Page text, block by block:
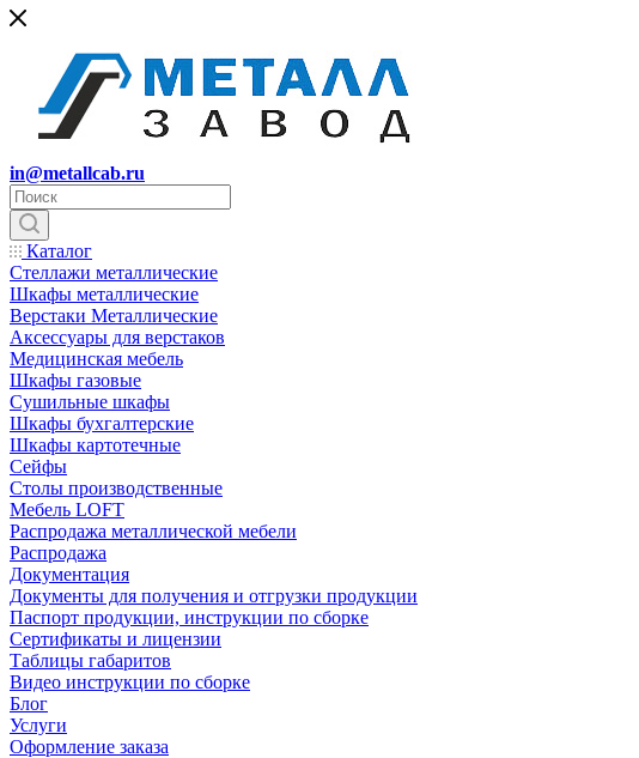
in@metallcab.ru
Каталог
Стеллажи металлические
Шкафы металлические
Верстаки Металлические
Аксессуары для верстаков
Медицинская мебель
Шкафы газовые
Сушильные шкафы
Шкафы бухгалтерские
Шкафы картотечные
Сейфы
Столы производственные
Мебель LOFT
Распродажа металлической мебели
Распродажа
Документация
Документы для получения и отгрузки продукции
Паспорт продукции, инструкции по сборке
Сертификаты и лицензии
Таблицы габаритов
Видео инструкции по сборке
Блог
Услуги
Оформление заказа